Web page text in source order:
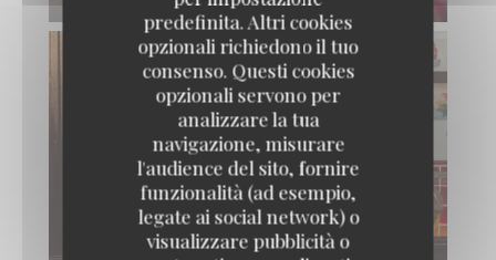
predefinita. Altri cookies
opzionali richiedono il tuo
consenso. Questi cookies
opzionali servono per
analizzare la tua
navigazione, misurare
l'audience del sito, fornire
funzionalità (ad esempio,
legate ai social network) o
visualizzare pubblicità o